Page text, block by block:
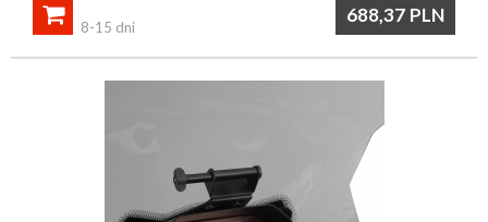
688,37 PLN

8-15 dni